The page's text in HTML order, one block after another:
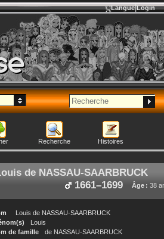
Langue Login
Recherche Histoires
de NASSAU-SAARBRUCK
Âge : 38
1661–1699
Louis de NASSAU-SAARBRUCK
Louis
de famille
de NASSAU-SAARBRUCK